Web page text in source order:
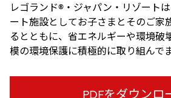
レゴランド®・ジャパン・リゾート
ート施設としてお子さまとそのご
るとともに、省エネルギーや環境破
模の環境保護に積極的に取り組んで
PDFをダウンロ